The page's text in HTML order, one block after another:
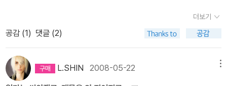
즈덤하우스 / 2003년 2월) 누구나 노력을 하면 부자가 될 수 있다는
희망을 던져준다. 그러나 근면, 성실, 신용, 원칙, 신념들을 중요하게
생각하지 않는다면 결코 부자가 될 수 없다는 충고도 아끼지 않는다.
▤ 5월 23일 김려령 (창작과비평사 / 2008년 3월) 한국의 청소년
들의 일부 모습을 살짝 엿볼 수 있는 책. 가난 따위, 열악한 환경 따위,
더보기
공감 (1) 댓글 (2)
L.SHIN 2008-05-22